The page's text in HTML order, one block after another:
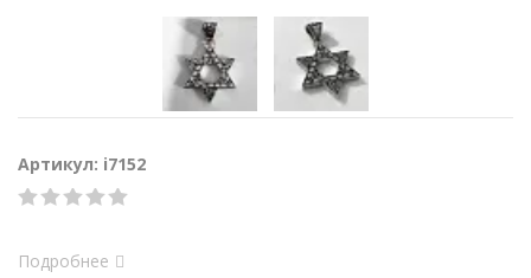
Артикул: i7152
Подробнее